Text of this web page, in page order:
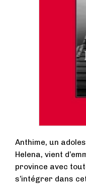
Anthime, un
Helena, vient
province avec
s’intégrer dans